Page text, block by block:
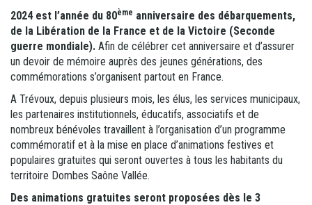
2024 est l’année du 80ème anniversaire des débarquements,
de la Libération de la France et de la Victoire (Seconde
guerre mondiale). Afin de célébrer cet anniversaire et d’assurer
un devoir de mémoire auprès des jeunes générations, des
commémorations s’organisent partout en France.
A Trévoux, depuis plusieurs mois, les élus, les services municipaux,
les partenaires institutionnels, éducatifs, associatifs et de
nombreux bénévoles travaillent à l’organisation d’un programme
commémoratif et à la mise en place d’animations festives et
populaires gratuites qui seront ouvertes à tous les habitants du
territoire Dombes Saône Vallée.
Des animations gratuites seront proposées dès le 3